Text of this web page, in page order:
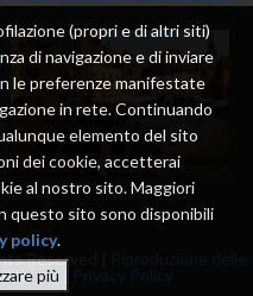
Reserved |
by me
(propri e di altri siti)
di navigazione e di inviare
le preferenze manifestate
in rete. Continuando
elemento del sito
dei cookie, accetterai
al nostro sito. Maggiori
questo sito sono disponibili
policy.